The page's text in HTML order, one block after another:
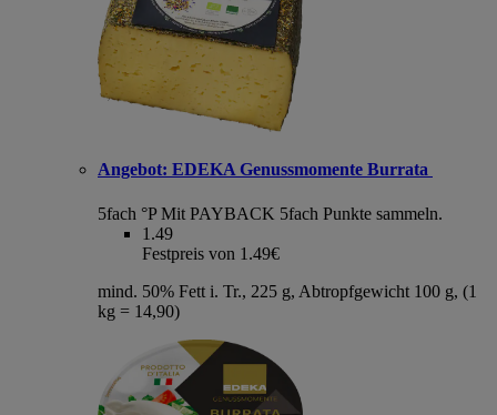
Angebot: EDEKA Genussmomente Burrata
5fach °P Mit PAYBACK 5fach Punkte sammeln.
1.49
Festpreis von 1.49€
mind. 50% Fett i. Tr., 225 g, Abtropfgewicht 100 g, (1
kg = 14,90)